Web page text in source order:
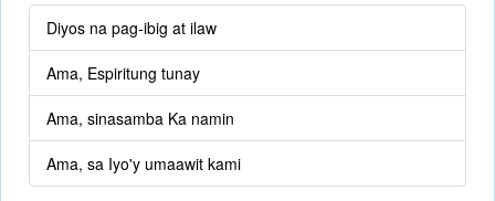
Diyos na pag-ibig at ilaw
Ama, Espiritung tunay
Ama, sinasamba Ka namin
Ama, sa Iyo'y umaawit kami